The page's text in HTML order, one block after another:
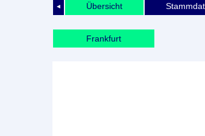
◄ Übersicht
Frankfurt